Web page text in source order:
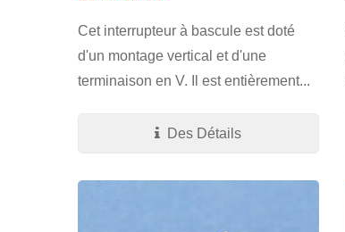
Cet interrupteur à bascule est doté
d'un montage vertical et d'une
terminaison en V. Il est entièrement...
Des Détails